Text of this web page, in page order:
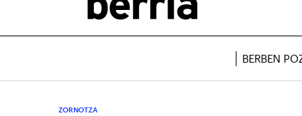
BERBEN
ZORNOTZA